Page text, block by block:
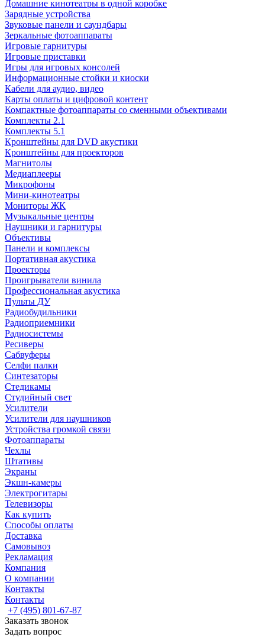
Домашние кинотеатры в одной коробке
Зарядные устройства
Звуковые панели и саундбары
Зеркальные фотоаппараты
Игровые гарнитуры
Игровые приставки
Игры для игровых консолей
Информационные стойки и киоски
Кабели для аудио, видео
Карты оплаты и цифровой контент
Компактные фотоаппараты со сменными объективами
Комплекты 2.1
Комплекты 5.1
Кронштейны для DVD акустики
Кронштейны для проекторов
Магнитолы
Медиаплееры
Микрофоны
Мини-кинотеатры
Мониторы ЖК
Музыкальные центры
Наушники и гарнитуры
Объективы
Панели и комплексы
Портативная акустика
Проекторы
Проигрыватели винила
Профессиональная акустика
Пульты ДУ
Радиобудильники
Радиоприемники
Радиосистемы
Ресиверы
Сабвуферы
Селфи палки
Синтезаторы
Стедикамы
Студийный свет
Усилители
Усилители для наушников
Устройства громкой связи
Фотоаппараты
Чехлы
Штативы
Экраны
Экшн-камеры
Электрогитары
Телевизоры
Как купить
Способы оплаты
Доставка
Самовывоз
Рекламация
Компания
О компании
Контакты
Контакты
+7 (495) 801-67-87
Заказать звонок
Задать вопрос